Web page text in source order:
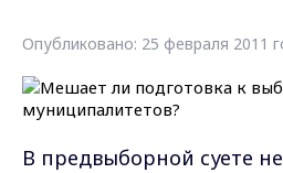
Опубликовано: 25 февраля 2011
В предвыборной суете